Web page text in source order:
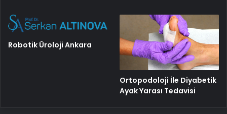
Robotik Üroloji Ankara
Ortopodoloji İle Diyabetik
Ayak Yarası Tedavisi